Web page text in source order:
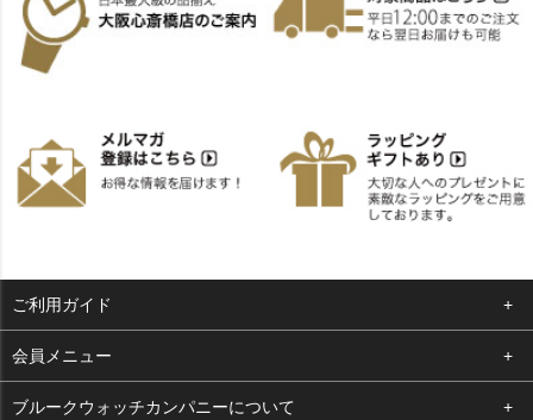
ご利用ガイド
よくある質問
支払い・送料
会員メニュー
ログイン
ブルークウォッチカンパニーについて